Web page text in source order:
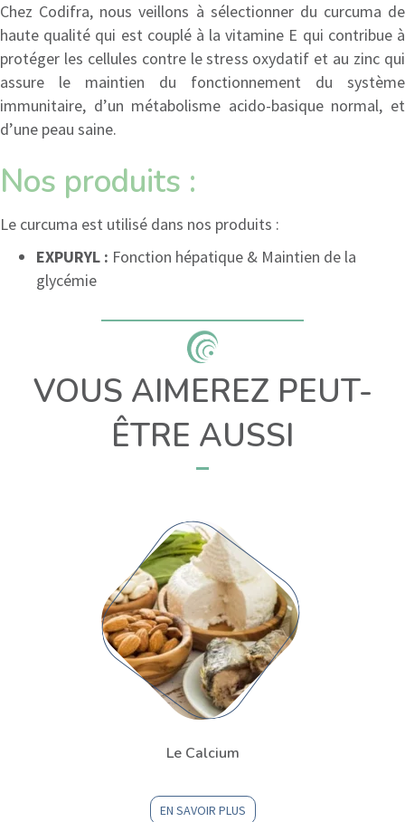
Chez Codifra, nous veillons à sélectionner du curcuma de
haute qualité qui est couplé à la vitamine E qui contribue à
protéger les cellules contre le stress oxydatif et au zinc qui
assure le maintien du fonctionnement du système
immunitaire, d’un métabolisme acido-basique normal, et
d’une peau saine.
Nos produits :
Le curcuma est utilisé dans nos produits :
EXPURYL : Fonction hépatique & Maintien de la
glycémie
VOUS AIMEREZ PEUT-
ÊTRE AUSSI
Le Calcium
EN SAVOIR PLUS